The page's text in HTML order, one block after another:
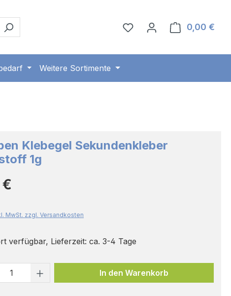
0,00 €
Weitere Sortimente
Klebegel Sekundenkleber
1g
Preis:
€
MwSt. zzgl. Versandkosten
verfügbar, Lieferzeit: ca. 3-4 Tage
Anzahl: Gib den gewünschten Wert
In den Warenkorb